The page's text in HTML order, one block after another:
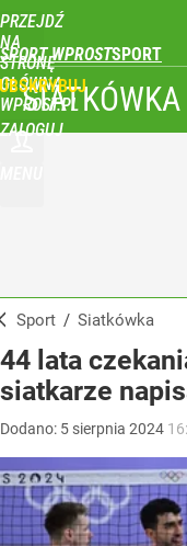
PRZEJDŹ
NA
STRONĘ
GŁÓWNĄ
WPROST.PL
SPORT WPROST
ZALOGUJ
SIATKÓWKA
Sport / Siatkówka
44 lata
siatkarze
Dodano: 5 sierpnia 2024